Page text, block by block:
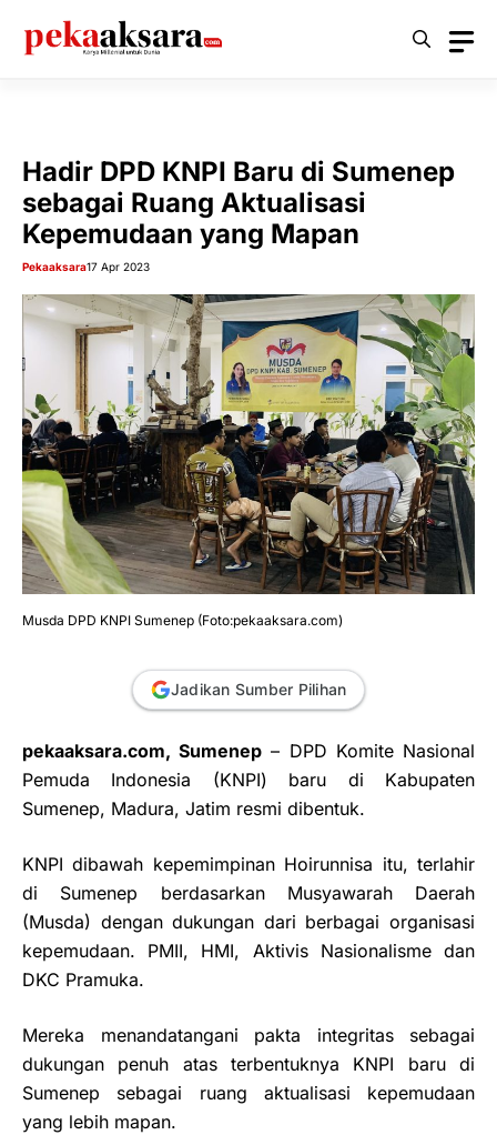
Hadir DPD KNPI Baru di Sumenep
sebagai Ruang Aktualisasi
Kepemudaan yang Mapan
Pekaaksara17 Apr 2023
Musda DPD KNPI Sumenep (Foto:pekaaksara.com)
Jadikan Sumber Pilihan
pekaaksara.com, Sumenep – DPD Komite Nasional
Pemuda Indonesia (KNPI) baru di Kabupaten
Sumenep, Madura, Jatim resmi dibentuk.
KNPI dibawah kepemimpinan Hoirunnisa itu, terlahir
di Sumenep berdasarkan Musyawarah Daerah
(Musda) dengan dukungan dari berbagai organisasi
kepemudaan. PMII, HMI, Aktivis Nasionalisme dan
DKC Pramuka.
Mereka menandatangani pakta integritas sebagai
dukungan penuh atas terbentuknya KNPI baru di
Sumenep sebagai ruang aktualisasi kepemudaan
yang lebih mapan.